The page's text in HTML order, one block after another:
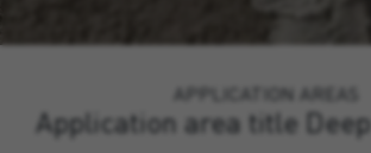
APPLICATION AREAS
Application area title